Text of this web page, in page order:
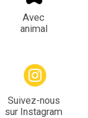
Avec
animal
Suivez-nous
sur Instagram